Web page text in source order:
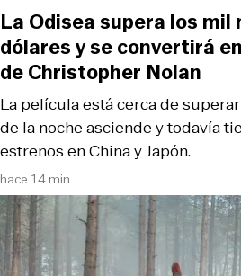
hace 14 min
La película está cerca de
de la noche asciende y todavía
estrenos en China y Japón.
La Odisea supera los mil
dólares y se convertirá
de Christopher Nolan